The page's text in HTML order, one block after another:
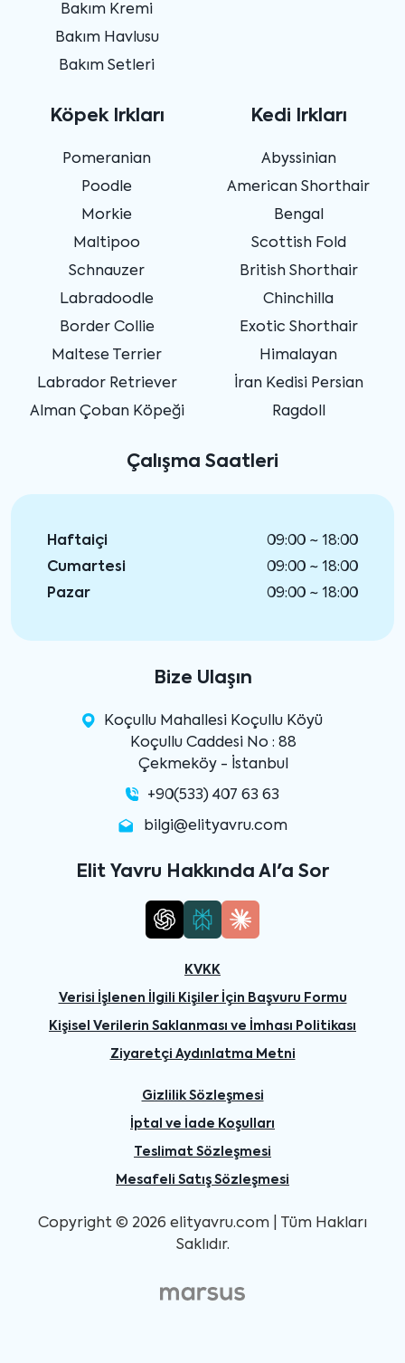
Bakım Kremi
Bakım Havlusu
Bakım Setleri
Köpek Irkları
Pomeranian
Poodle
Morkie
Maltipoo
Schnauzer
Labradoodle
Border Collie
Maltese Terrier
Labrador Retriever
Alman Çoban Köpeği
Kedi Irkları
Abyssinian
American Shorthair
Bengal
Scottish Fold
British Shorthair
Chinchilla
Exotic Shorthair
Himalayan
İran Kedisi Persian
Ragdoll
Çalışma Saatleri
Haftaiçi
09:00 ~ 18:00
Cumartesi
09:00 ~ 18:00
Pazar
09:00 ~ 18:00
Bize Ulaşın
Koçullu Mahallesi Koçullu Köyü
Koçullu Caddesi No : 88
Çekmeköy - İstanbul
+90(533) 407 63 63
bilgi@elityavru.com
Elit Yavru Hakkında AI'a Sor
KVKK
Verisi İşlenen İlgili Kişiler İçin Başvuru Formu
Kişisel Verilerin Saklanması ve İmhası Politikası
Ziyaretçi Aydınlatma Metni
Gizlilik Sözleşmesi
İptal ve İade Koşulları
Teslimat Sözleşmesi
Mesafeli Satış Sözleşmesi
Copyright © 2026 elityavru.com | Tüm Hakları
Saklıdır.